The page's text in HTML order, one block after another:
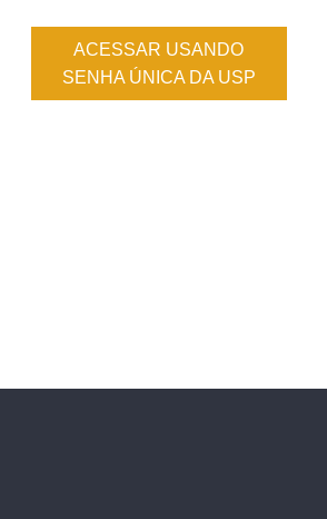
ACESSAR USANDO
SENHA ÚNICA DA USP